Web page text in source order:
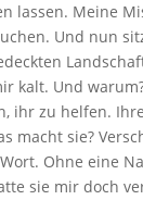
lassen. Meine
Und nun
kalt. Und
ihr zu helfen.
macht sie?
Ohne eine
sie mir doch